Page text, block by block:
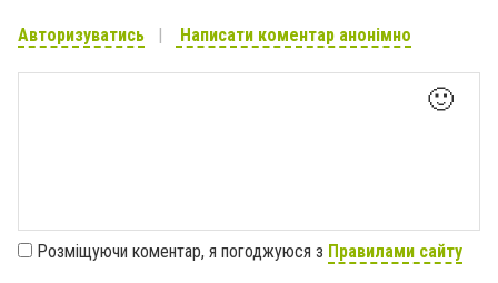
Авторизуватись Написати коментар анонімно
🙂
Розміщуючи коментар, я погоджуюся з Правилами сайту